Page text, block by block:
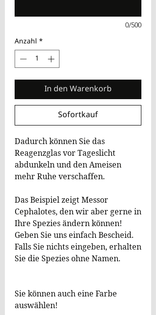
0/500
Anzahl*
In den Warenkorb
Sofortkauf
Dadurch können Sie das
Reagenzglas vor Tageslicht
abdunkeln und den Ameisen
mehr Ruhe verschaffen.
Das Beispiel zeigt Messor
Cephalotes, den wir aber gerne in
Ihre Spezies ändern können!
Geben Sie uns einfach Bescheid.
Falls Sie nichts eingeben, erhalten
Sie die Spezies ohne Namen.
Sie können auch eine Farbe
auswählen!